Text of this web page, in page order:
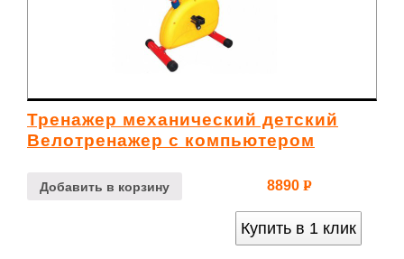
Тренажер механический детский
Велотренажер с компьютером
Добавить в корзину 8890 Р
Купить в 1 клик